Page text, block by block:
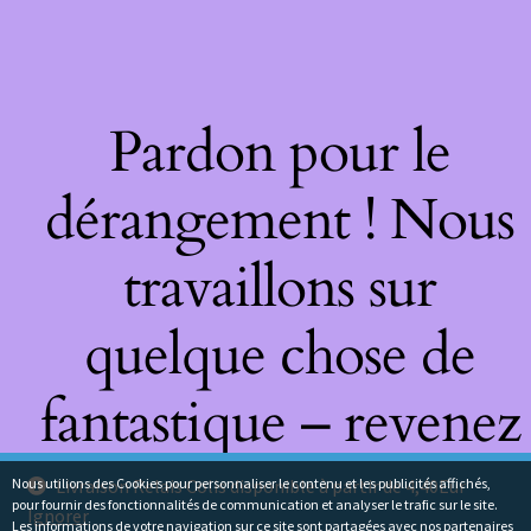
Livraison Relais Colis disponible à partir de 4,40Eur
Ignorer
Pardon pour le
dérangement ! Nous
travaillons sur
quelque chose de
fantastique – revenez
bientôt !
Nous utilions des Cookies pour personnaliser le contenu et les publicités affichés,
pour fournir des fonctionnalités de communication et analyser le trafic sur le site.
Les informations de votre navigation sur ce site sont partagées avec nos partenaires